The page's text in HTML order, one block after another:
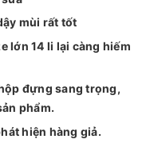
mùi rất tốt
lớn 14 li lại càng hiếm
đựng sang trọng,
phẩm.
hiện hàng giả.